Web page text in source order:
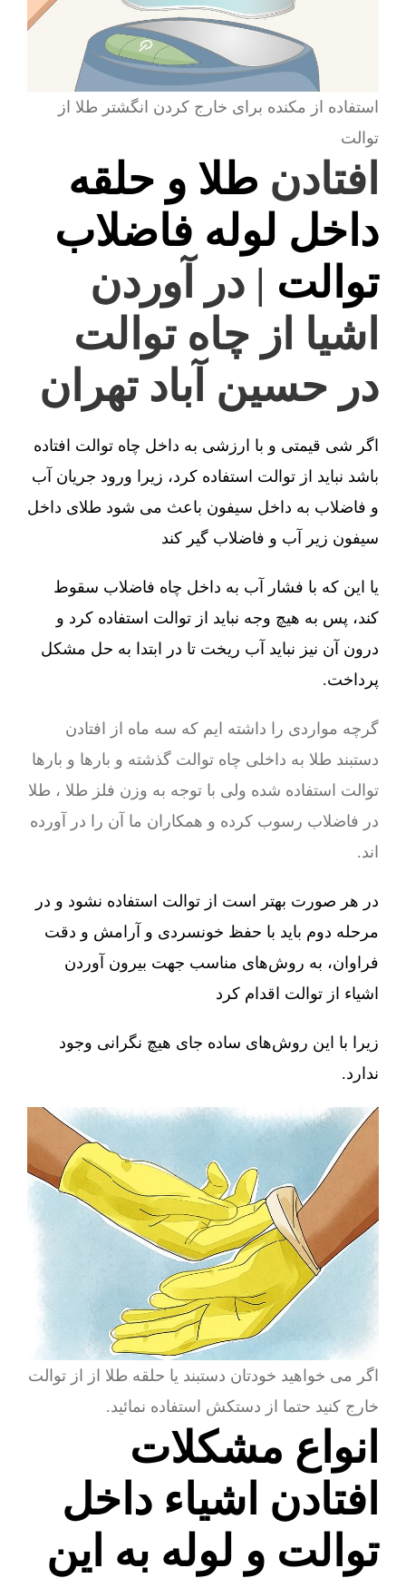
استفاده از مکنده برای خارج کردن انگشتر طلا از
توالت
افتادن طلا و حلقه
داخل لوله فاضلاب
توالت | در آوردن
اشیا از چاه توالت
در حسین آباد تهران
اگر شی قیمتی و با ارزشی به داخل چاه توالت افتاده
باشد نباید از توالت استفاده کرد، زیرا ورود جریان آب
و فاضلاب به داخل سیفون باعث می شود طلای داخل
سیفون زیر آب و فاضلاب گیر کند
یا این که با فشار آب به داخل چاه فاضلاب سقوط
کند، پس به هیچ وجه نباید از توالت استفاده کرد و
درون آن نیز نباید آب ریخت تا در ابتدا به حل مشکل
پرداخت.
گرچه مواردی را داشته ایم که سه ماه از افتادن
دستبند طلا به داخلی چاه توالت گذشته و بارها و بارها
توالت استفاده شده ولی با توجه به وزن فلز طلا ، طلا
در فاضلاب رسوب کرده و همکاران ما آن را در آورده
اند.
در هر صورت بهتر است از توالت استفاده نشود و در
مرحله دوم باید با حفظ خونسردی و آرامش و دقت
فراوان، به روش‌های مناسب جهت بیرون آوردن
اشیاء از توالت اقدام کرد
زیرا با این روش‌های ساده جای هیچ نگرانی وجود
ندارد.
اگر می خواهید خودتان دستبند یا حلقه طلا از از توالت
خارج کنید حتما از دستکش استفاده نمائید.
انواع مشکلات
افتادن اشیاء داخل
توالت و لوله به این